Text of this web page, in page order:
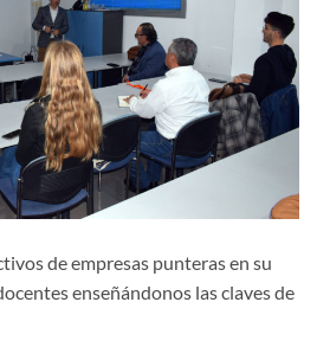
de empresas punteras en su
enseñándonos las claves de